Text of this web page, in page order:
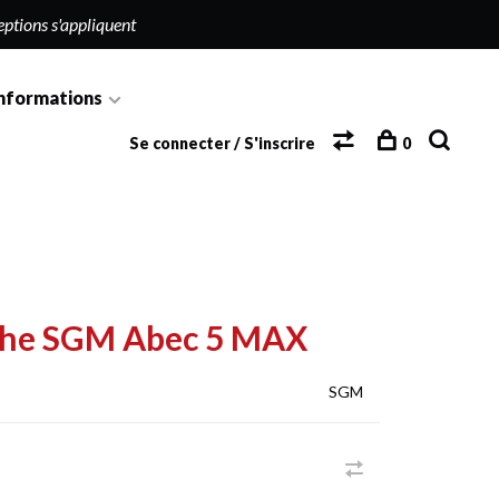
s'appliquent
Se connecter / S'inscrire 0
SGM Abec 5 MAX
SGM